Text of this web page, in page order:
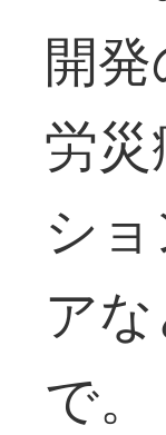
開
労
シ
ア
で。